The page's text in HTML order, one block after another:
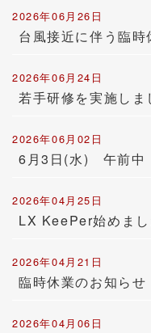
2026年06月26日
台風接近に伴う臨
2026年06月24日
若手研修を実施しま
2026年06月02日
6月3日(水) 午前中
2026年04月25日
LX KeePer始めまし
2026年04月21日
臨時休業のお知らせ
2026年04月06日